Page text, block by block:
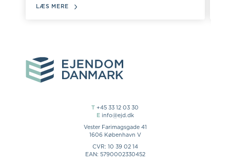
LÆS MERE
T +45 33 12 03 30
Einfo@ejd.dk
Vester Farimagsgade 41
1606 København V
CVR: 10 39 02 14
EAN: 5790002330452